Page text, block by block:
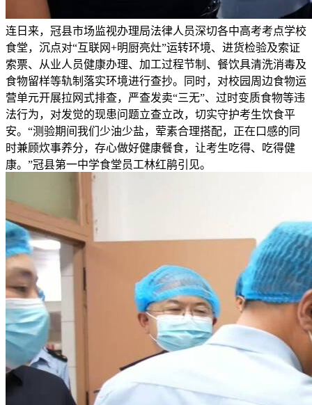
连日来，冠县市场监视办理局法律人员深切各中高考考点学校
食堂，沉点对“互联网+明厨亮灶”运转环境、进货检验及索证
索票、从业人员健康办理、加工过程节制、餐饮具清洗消毒及
食物留样等轨制落实环境进行查抄。同时，对校园周边食物运
营单元开展拉网式排查，严查发卖“三无”、过时变质食物等违
法行为，对发觉的现患问题立查立改，切实守护考生饮食平
安。“测验期间我们少油少盐，荤素合理搭配，正在口感的同
时兼顾炊事养分，存心做好健康餐食，让考生吃得、吃得健
康。”冠县第一中学食堂员工林红鹃引见。